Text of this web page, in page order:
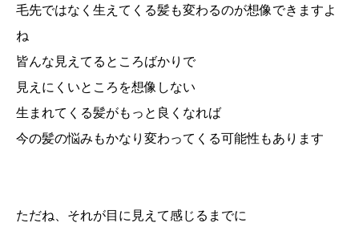
毛先ではなく生えてくる髪も変わるのが想像できますよ
ね
皆んな見えてるところばかりで
見えにくいところを想像しない
生まれてくる髪がもっと良くなれば
今の髪の悩みもかなり変わってくる可能性もあります
ただね、それが目に見えて感じるまでに